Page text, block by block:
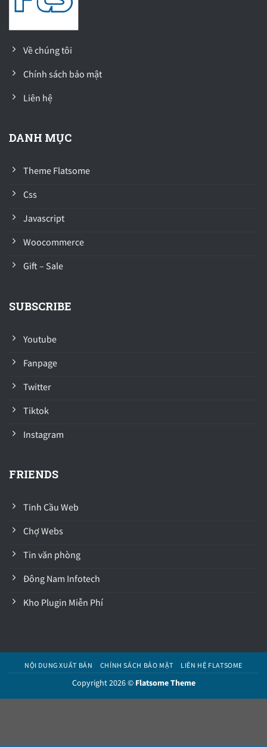
Về chúng tôi
Chính sách bảo mật
Liên hệ
DANH MỤC
Theme Flatsome
Css
Javascript
Woocommerce
Gift – Sale
SUBSCRIBE
Youtube
Fanpage
Twitter
Tiktok
Instagram
FRIENDS
Tinh Cầu Web
Chợ Webs
Tin văn phòng
Đông Nam Infotech
Kho Plugin Miễn Phí
NỘI DUNG XUẤT BẢN CHÍNH SÁCH BẢO MẬT LIÊN HỆ FLATSOME
Copyright 2026 © Flatsome Theme